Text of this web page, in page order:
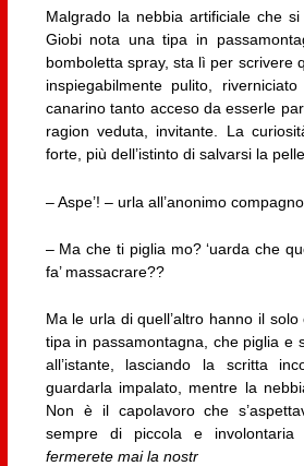
Malgrado la nebbia artificiale che
Giobi nota una tipa in
bomboletta spray, sta lì per scrivere
inspiegabilmente pulito,
canarino tanto acceso da esserle
ragion veduta, invitante. La
forte, più dell’istinto di salvarsi la
– Aspe’! – urla all’anonimo compagno.
– Ma che ti piglia mo? ‘uarda che
fa’ massacrare??
Ma le urla di quell’altro hanno il
tipa in passamontagna, che piglia e
all’istante, lasciando la scritta
guardarla impalato, mentre la
Non è il capolavoro che
sempre di piccola e
fermerete mai la nostr